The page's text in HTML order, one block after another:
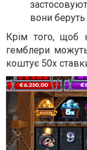
вони беруть
Крім того, щоб
гемблери
коштує 50х